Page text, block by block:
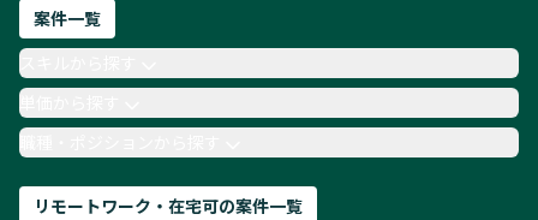
ネットワークエンジニア
AIエンジニア
Webデザイナー
月収100万円 業務委託
COBOL
Ruby
TypeScript
Laravel AWS
案件一覧
単価から探す
職種・ポジションから探す
リモートワーク・在宅可の案件一覧